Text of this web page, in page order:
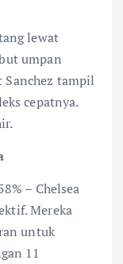
lewat
umpan
tampil
cepatnya.
– Chelsea
Mereka
untuk
11